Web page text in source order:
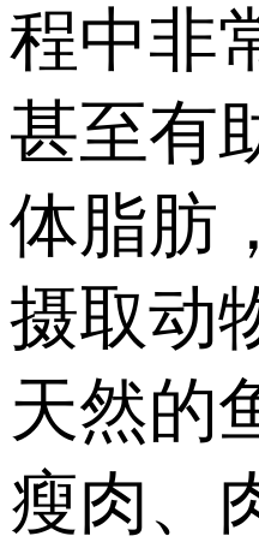
程中非
甚至有
体脂肪
摄取动
天然的
瘦肉、